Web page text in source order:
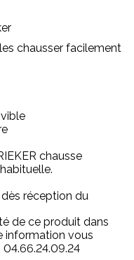
chausser facilement
chausse
réception du
de ce produit dans
information vous